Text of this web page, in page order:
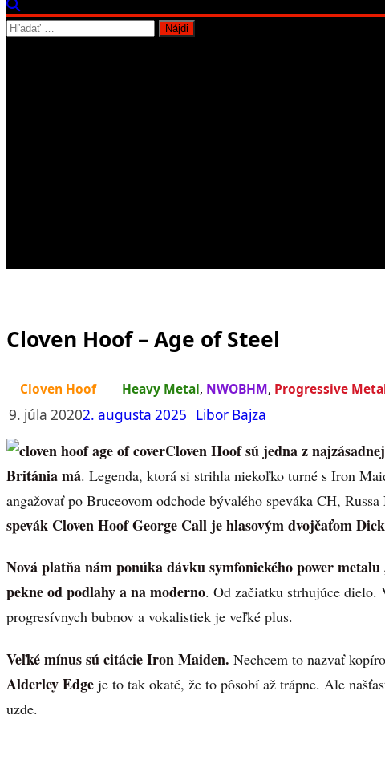
Hľadať:
Cloven Hoof – Age of Steel
Cloven Hoof Heavy Metal, NWOBHM, Progressive
9. júla 20202. augusta 2025 Libor Bajza
Cloven Hoof sú jedna z
Británia má. Legenda, ktorá si strihla niekoľko turné s Iron
angažovať po Bruceovom odchode bývalého speváka CH, Russa
spevák Cloven Hoof George Call je hlasovým dvojčaťom
Nová platňa nám ponúka dávku symfonického power
pekne od podlahy a na moderno. Od začiatku strhujúce dielo.
progresívnych bubnov a vokalistiek je veľké plus.
Veľké mínus sú citácie Iron Maiden. Nechcem to nazvať
Alderley Edge je to tak okaté, že to pôsobí až trápne. Ale
uzde.